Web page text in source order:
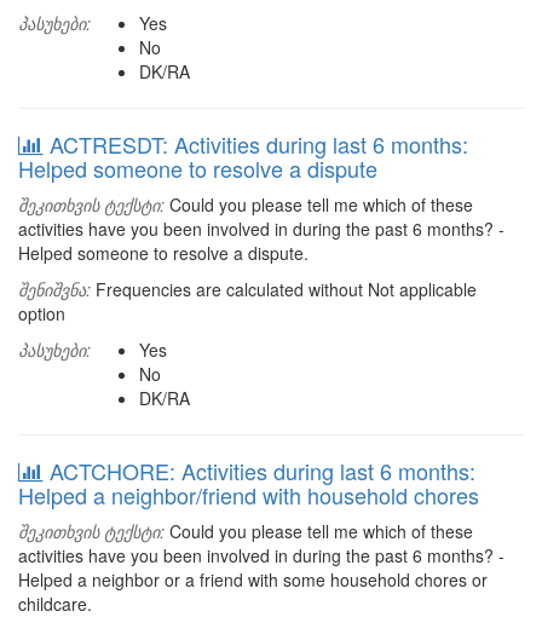
პასუხები:
Yes
No
DK/RA
ACTRESDT: Activities during last 6 months:
Helped someone to resolve a dispute
შეკითხვის ტექსტი: Could you please tell me which of these
activities have you been involved in during the past 6 months? -
Helped someone to resolve a dispute.
შენიშვნა: Frequencies are calculated without Not applicable
option
პასუხები:
Yes
No
DK/RA
ACTCHORE: Activities during last 6 months:
Helped a neighbor/friend with household chores
შეკითხვის ტექსტი: Could you please tell me which of these
activities have you been involved in during the past 6 months? -
Helped a neighbor or a friend with some household chores or
childcare.